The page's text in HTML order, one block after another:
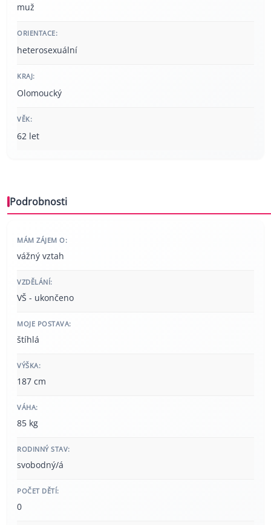
muž
ORIENTACE:
heterosexuální
KRAJ:
Olomoucký
VĚK:
62 let
Podrobnosti
MÁM ZÁJEM O:
vážný vztah
VZDĚLÁNÍ:
VŠ - ukončeno
MOJE POSTAVA:
štíhlá
VÝŠKA:
187 cm
VÁHA:
85 kg
RODINNÝ STAV:
svobodný/á
POČET DĚTÍ:
0